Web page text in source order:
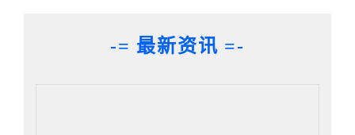
-= 最新资讯 =-